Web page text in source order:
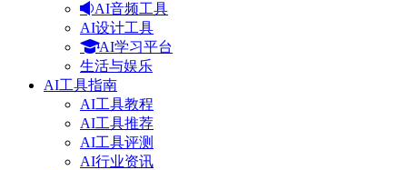
AI音频工具
AI设计工具
AI学习平台
生活与娱乐
AI工具指南
AI工具教程
AI工具推荐
AI工具评测
AI行业资讯